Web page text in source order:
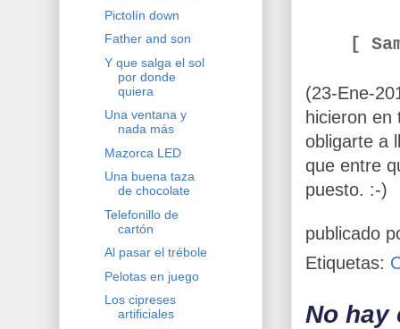
[
(23-Ene-
hicieron
obligarte a
que entre
puesto. :-)
publicado
Etiquetas:
No hay
Pictolín down
Father and son
Y que salga el sol
por donde
quiera
Una ventana y
nada más
Mazorca LED
Una buena taza
de chocolate
Telefonillo de
cartón
Al pasar el trébole
Pelotas en juego
Los cipreses
artificiales